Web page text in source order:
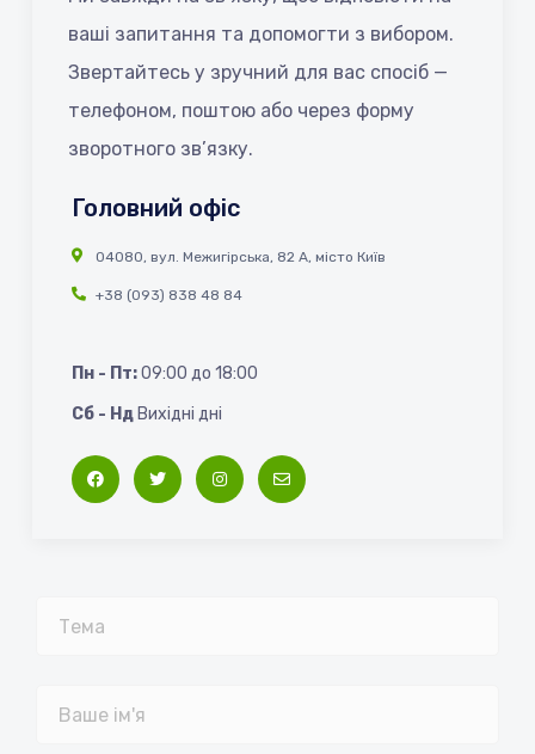
ваші запитання та допомогти з вибором.
Звертайтесь у зручний для вас спосіб —
телефоном, поштою або через форму
зворотного зв’язку.
Головний офіс
04080, вул. Межигірська, 82 А, місто Київ
+38 (093) 838 48 84
Пн - Пт:09:00 до 18:00
Сб - Нд Вихідні дні